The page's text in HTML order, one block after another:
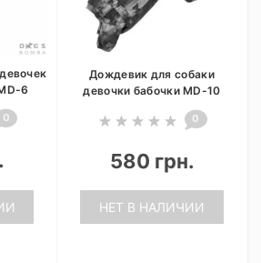
6
0
Дождевик для собаки
девочки бабочки MD-10
0
580 грн.
НЕТ В НАЛИЧИИ